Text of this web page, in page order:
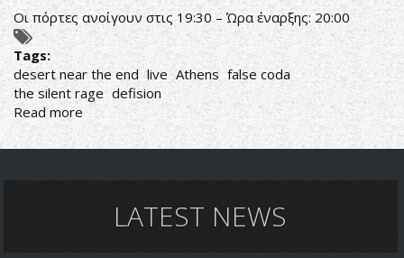
Οι πόρτες ανοίγουν στις 19:30 – Ώρα έναρξης: 20:00
Tags:
desert near the end live Athens false coda
the silent rage defision
Read more about
DESERT
NEAR
FALSE
CODA,LATEST NEWS